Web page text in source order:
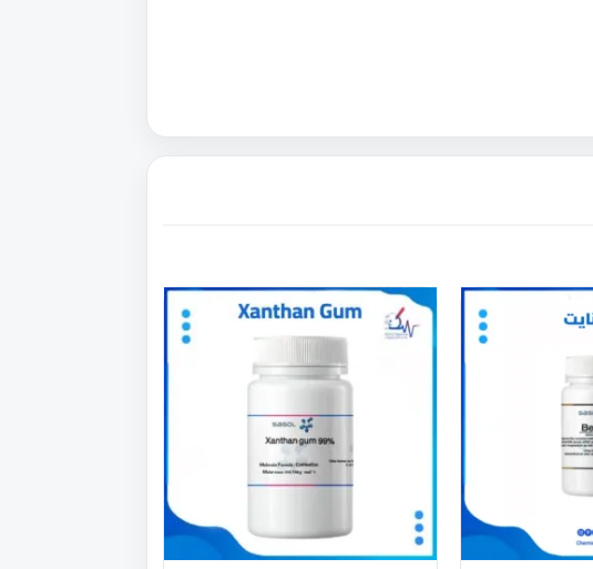
هناك
العديد
المنتج.
يمكن
اختيار
هناك
العديد
المنتج.
يمكن
اختيار